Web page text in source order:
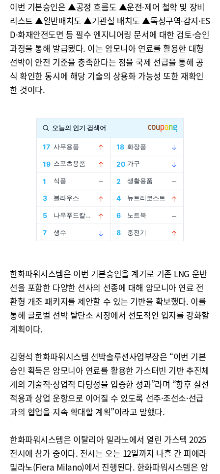
이번 기본승인은 ▲공정 흐름도 ▲운전·제어 철학 및 장비
리스트 ▲일반배치도 ▲기관실 배치도 ▲독성구역·감지·ES
D·화재안전도면 등 필수 엔지니어링 문서에 대한 검토·승인
과정을 통해 발급됐다. 이는 암모니아 연료를 활용한 대형
선박이 안전 기준을 충족한다는 점을 국제 선급을 통해 공
식 확인한 동시에 해당 기술의 상용화 가능성 또한 재확인
한 것이다.
한화파워시스템은 이번 기본승인을 계기로 기존 LNG 운반
선을 포함한 다양한 선사의 선종에 대해 암모니아 연료 전
환형 개조 패키지를 제안할 수 있는 기반을 확보했다. 이를
통해 글로벌 선박 탈탄소 시장에서 선도적인 입지를 강화할
계획이다.
김형석 한화파워시스템 선박솔루션사업부장은 “이번 기본
승인 획득은 암모니아 연료를 활용한 가스터빈 기반 추진체
계의 기술적·상업적 타당성을 입증한 성과”라며 “향후 실선
적용과 상업 운항으로 이어질 수 있도록 선주·조선소·선급
과의 협업을 지속 확대할 계획”이라고 말했다.
한화파워시스템은 이탈리아 밀라노에서 열린 가스텍 2025
전시에 참가 중이다. 전시는 오는 12일까지 나흘 간 피에라
밀라노(Fiera Milano)에서 진행된다. 한화파워시스템은 암